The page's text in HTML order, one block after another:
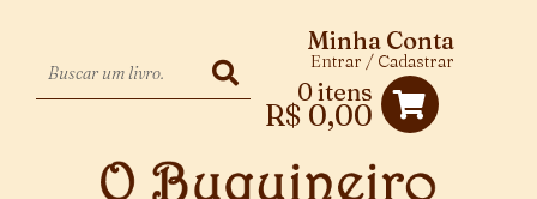
0 itens
R$ 0,00
Minha Conta
Entrar / Cadastrar